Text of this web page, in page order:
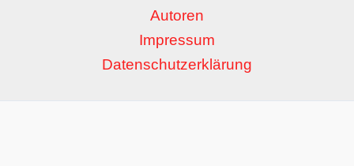
Autoren
Impressum
Datenschutzerklärung